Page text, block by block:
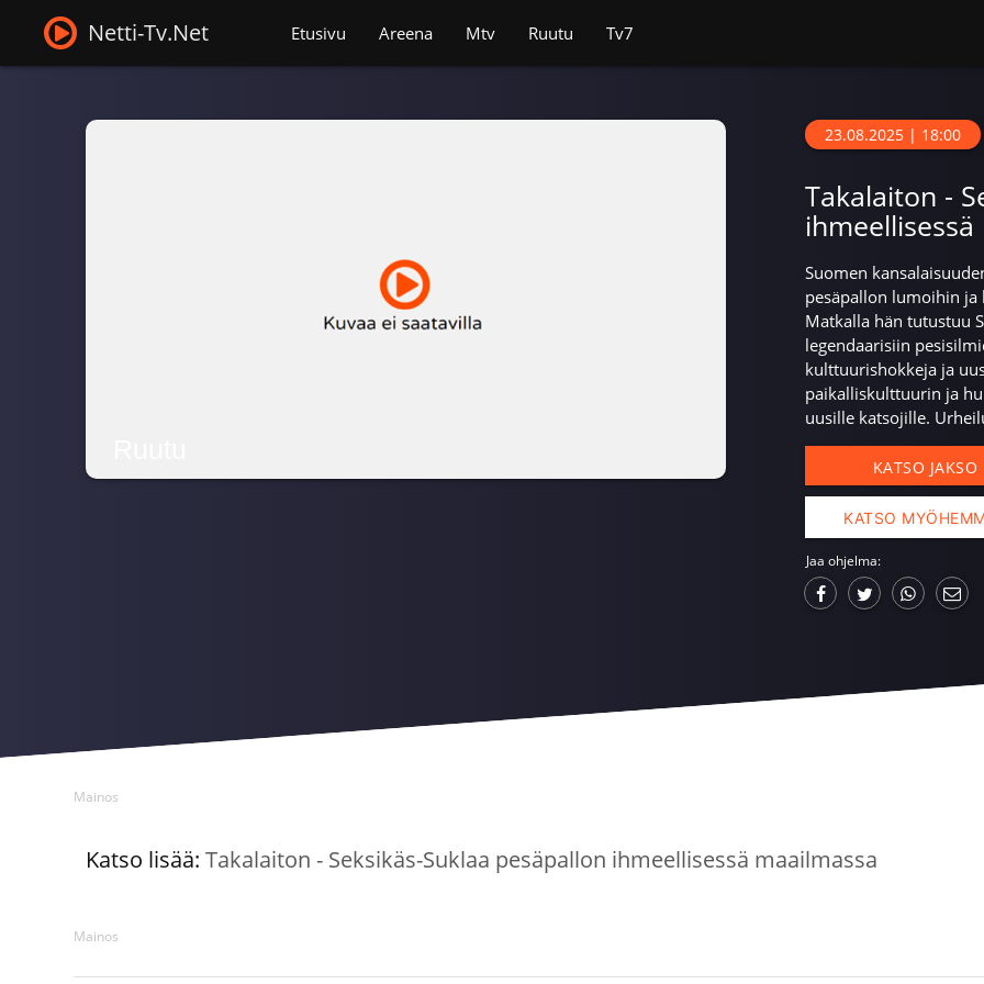
Netti-Tv.Net Etusivu Areena Mtv Ruutu Tv7
23.08.2025 | 18:00
Takalaiton -
Suomen
pesäpallon lumoihin
Matkalla hän tutustuu
legendaarisiin
kulttuurishokkeja ja
paikalliskulttuurin ja
uusille katsojille.
KATSO JAKSO
KATSO
Jaa ohjelma:
Mainos
Katso lisää:Takalaiton - Seksikäs-Suklaa pesäpallon ihmeellisessä maailmassa
Mainos